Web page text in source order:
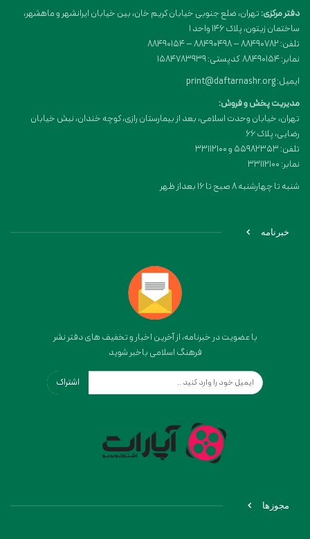
دفتر مرکزی:تهران، ضلع جنوبی خیابان کریم خان، بین خیابان ایرانشهر و ماهشهر،
ساختمان زیتون، پلاک 146 واحد 1
تلفن: 88490782 – 88490498 – 88490154
نمابر: 88490154 کدپستی: 1584783939
ایمیل: print@daftarnashr.org
مدیریت پخش و فروش:
تهران، خیابان وحدت اسلامی، بعد از بیمارستان رازی، کوچه خندان، نبش خیابان
رضایی، پلاک ۶۶
تلفن: 55982353 و 33112100
نمابر: 33112100
شنبه تا چهارشنبه 8 صبح تا 16 بعداز ظهر
خبرنامه
با عضویت در خبرنامه، از آخرین اخبار و تخفیف های دفتر نشر
فرهنگ اسلامی باخبر شوید
اشتراک
مجوزها